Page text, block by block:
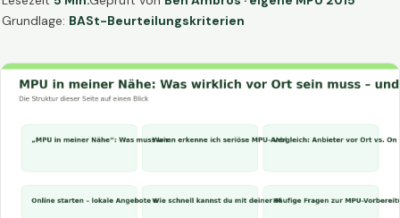
Grundlage: BASt-Beurteilungskriterien